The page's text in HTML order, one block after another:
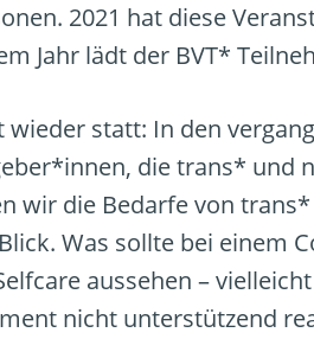
2021 hat diese
Jahr lädt der BVT*
statt: In den
die trans* und
wir die Bedarfe von
Was sollte bei einem
aussehen –
nicht unterstützend